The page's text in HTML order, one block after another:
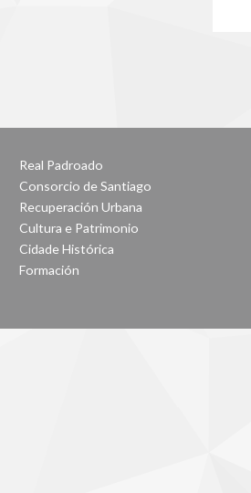
Real Padroado
Consorcio de Santiago
Recuperación Urbana
Cultura e Patrimonio
Cidade Histórica
Formación